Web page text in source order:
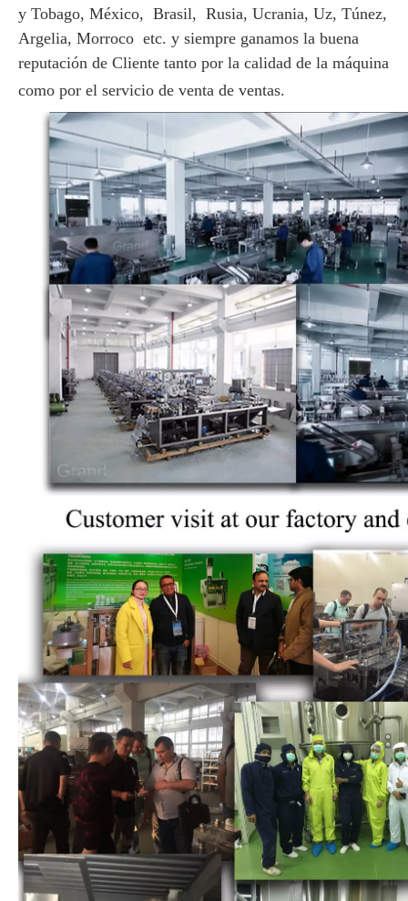
y Tobago, México, Brasil, Rusia, Ucrania, Uz, Túnez,
Argelia, Morroco etc. y siempre ganamos la buena
reputación de Cliente tanto por la calidad de la máquina
como por el servicio de venta de ventas.